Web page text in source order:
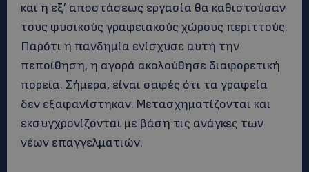
και η εξ’ αποστάσεως εργασία θα καθιστούσαν
τους φυσικούς γραφειακούς χώρους περιττούς.
Παρότι η πανδημία ενίσχυσε αυτή την
πεποίθηση, η αγορά ακολούθησε διαφορετική
πορεία. Σήμερα, είναι σαφές ότι τα γραφεία
δεν εξαφανίστηκαν. Μετασχηματίζονται και
εκσυγχρονίζονται με βάση τις ανάγκες των
νέων επαγγελματιών.